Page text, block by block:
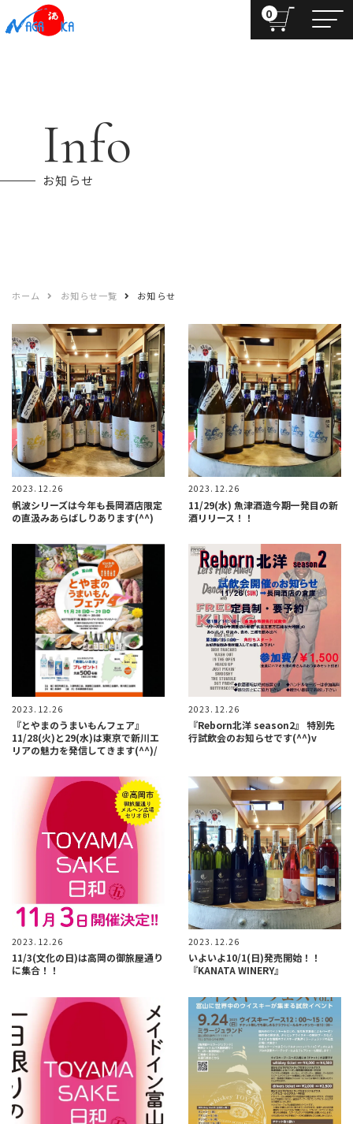
0
Info
お知らせ
ホーム お知らせ一覧 お知らせ
2023.12.26
帆波シリーズは今年も長岡酒店限定
の直汲みあらばしりあります(^^)
2023.12.26
11/29(水) 魚津酒造今期一発目の新
酒リリース！！
2023.12.26
『とやまのうまいもんフェア』
11/28(火)と29(水)は東京で新川エ
リアの魅力を発信してきます(^^)/
2023.12.26
『Reborn北洋 season2』 特別先
行試飲会のお知らせです(^^)v
2023.12.26
11/3(文化の日)は高岡の御旅屋通り
に集合！！
2023.12.26
いよいよ10/1(日)発売開始！！
『KANATA WINERY』